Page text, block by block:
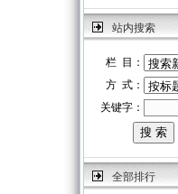
站内搜索
栏 目：
方 式：
关键字：
全部排行